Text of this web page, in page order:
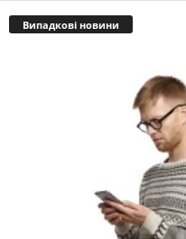
Випадкові новини